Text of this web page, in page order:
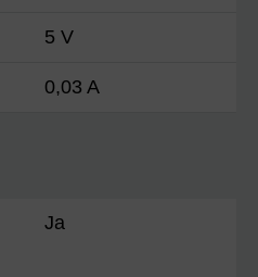
5 V
0,03 A
Ja